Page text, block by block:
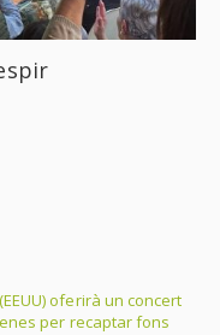
oferirà un concert
per recaptar fons